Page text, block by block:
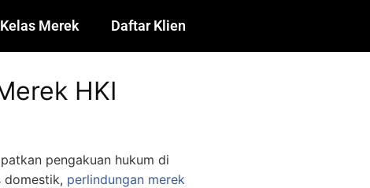
Kelas Merek Daftar Klien
HKI
pengakuan hukum di
domestik, perlindungan merek